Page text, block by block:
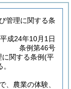
管理に関する条
平成24年10月1日
条例第46号
関する条例(平
、農業の体験、